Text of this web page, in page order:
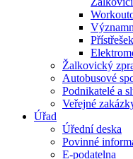
Žalkovický
Autobusové
Podnikatelé a
Veřejné
Úřad
Úřední deska
Povinné
E-podatelna